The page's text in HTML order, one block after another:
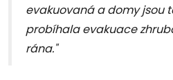
evakuovaná a domy jsou
probíhala evakuace
rána."